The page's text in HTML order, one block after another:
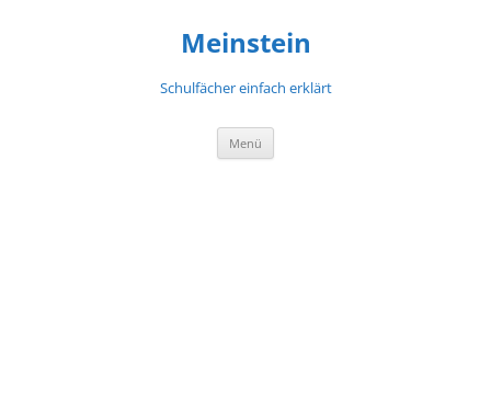
Meinstein
Schulfächer einfach erklärt
Menü